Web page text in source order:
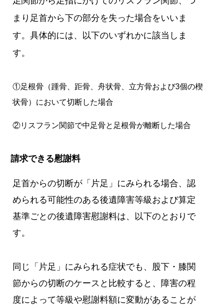
まり足首から下の部分を失った場合をいいま
す。具体的には、以下のいずれかに該当しま
す。
①足根骨（踵骨、距骨、舟状骨、立方骨および3個の楔
状骨）において切断した場合
②リスフラン関節で中足骨と足根骨が離断した場合
請求できる慰謝料
足首からの切断が「片足」にみられる場合、認
められる可能性のある後遺障害等級および算定
基準ごとの後遺障害慰謝料は、以下のとおりで
す。
同じ「片足」にみられる症状でも、股下・膝関
節からの切断のケースと比較すると、障害の程
度によって等級や慰謝料額に変動があることが